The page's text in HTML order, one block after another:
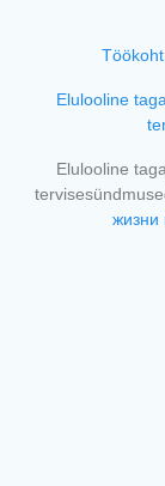
Elulooline
Elulooline
жизни